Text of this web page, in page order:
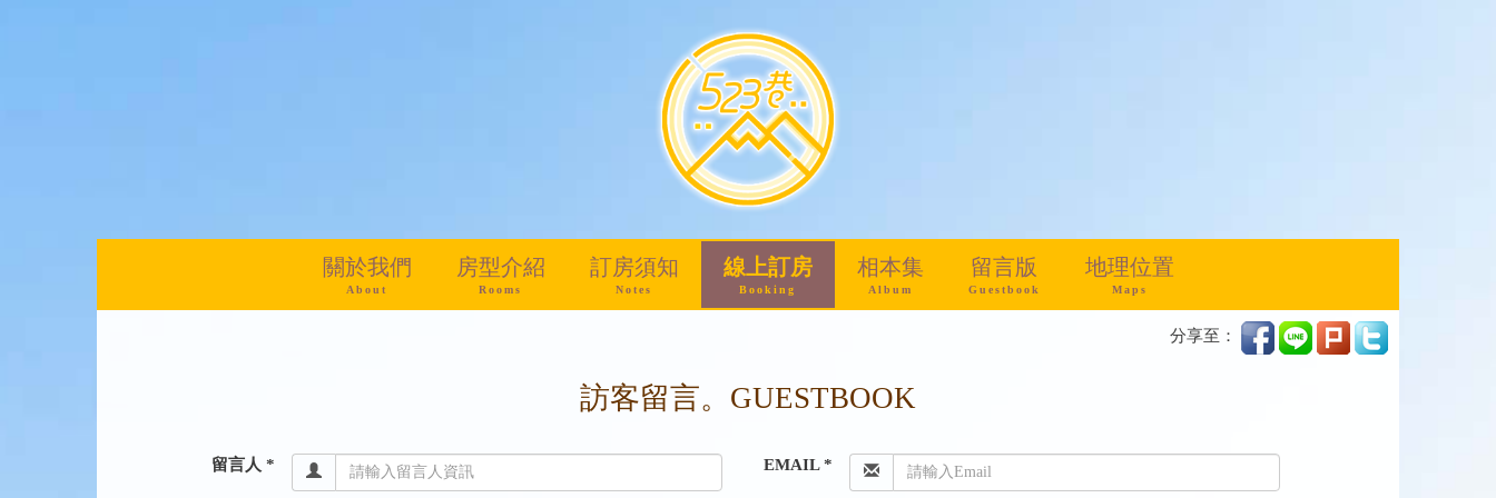
關於我們
About
房型介紹
Rooms
訂房須知
Notes
線上訂房
Booking
相本集
Album
留言版
Guestbook
地理位置
Maps
分享至：
訪客留言。GUESTBOOK
留言人 * EMAIL *